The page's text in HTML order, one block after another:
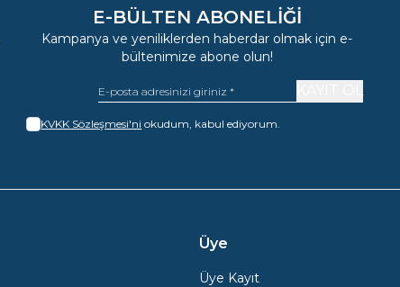
E-BÜLTEN ABONELIĞI
Kampanya ve yeniliklerden haberdar olmak için e-
bültenimize abone olun!
KVKK Sözleşmesi'ni okudum, kabul ediyorum.
Üye
Üye Kayıt